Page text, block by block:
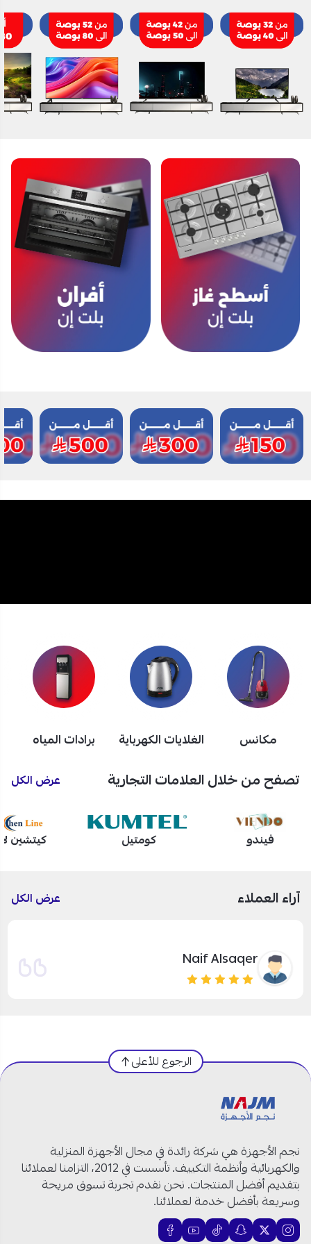
مكانس الغلايات الكهرباية برادات المياه
تصفح من خلال العلامات التجارية عرض الكل
فيندو كومتيل كيتشين
آراء العملاء عرض الكل
يزيد الصواط
الرجوع للأعلى
نجم الأجهزة هي شركة رائدة في مجال الأجهزة المنزلية
والكهربائية وأنظمة التكييف. تأسست في 2012، التزامنا لعملائنا
بتقديم أفضل المنتجات. نحن نقدم تجربة تسوق مريحة
وسريعة بأفضل خدمة لعملائنا.